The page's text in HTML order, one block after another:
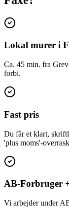
Lokal murer i
Ca. 45 min. fra
forbi.
Fast pris
Du får et klart,
'plus moms'-
AB-Forbruger
Vi arbejder under